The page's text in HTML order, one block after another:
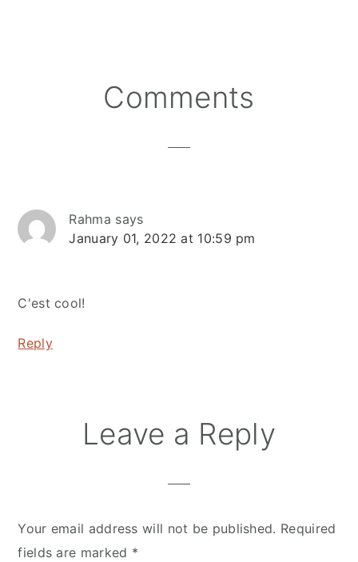
Interactions
Comments
Rahma says
January 01, 2022 at 10:59 pm
C'est cool!
Reply
Leave a Reply
Your email address will not be published. Required
fields are marked *